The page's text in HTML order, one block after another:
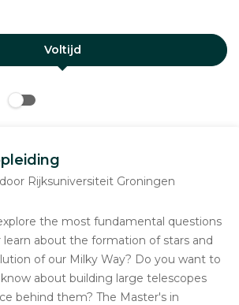
Voltijd
Rijksuniversiteit Groningen
the most fundamental questions
learn about the formation of stars and
of our Milky Way? Do you want to
about building large telescopes
behind them? The Master's in